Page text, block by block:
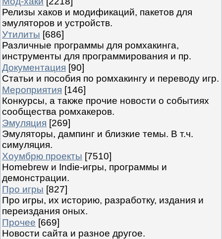
Релизы хаков и модификаций, пакетов для
эмуляторов и устройств.
Утилиты [686]
Различные программы для ромхакинга,
инструменты для программирования и пр.
Документация [90]
Статьи и пособия по ромхакингу и переводу игр.
Мероприятия [146]
Конкурсы, а также прочие новости о событиях
сообщества ромхакеров.
Эмуляция [269]
Эмуляторы, дампинг и близкие темы. В т.ч.
симуляция.
Хоумбрю проекты [7510]
Homebrew и Indie-игры, программы и
демонстрации.
Про игры [827]
Про игры, их историю, разработку, издания и
переиздания оных.
Прочее [669]
Новости сайта и разное другое.